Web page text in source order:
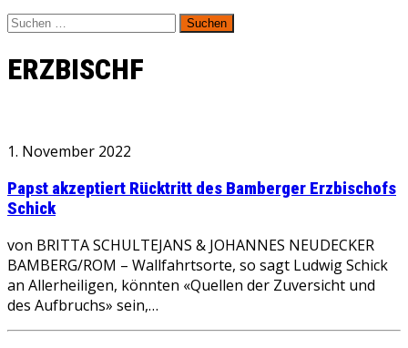
Suchen
nach:
ERZBISCHF
1. November 2022
Papst akzeptiert Rücktritt des Bamberger Erzbischofs
Schick
von BRITTA SCHULTEJANS & JOHANNES NEUDECKER
BAMBERG/ROM – Wallfahrtsorte, so sagt Ludwig Schick
an Allerheiligen, könnten «Quellen der Zuversicht und
des Aufbruchs» sein,…